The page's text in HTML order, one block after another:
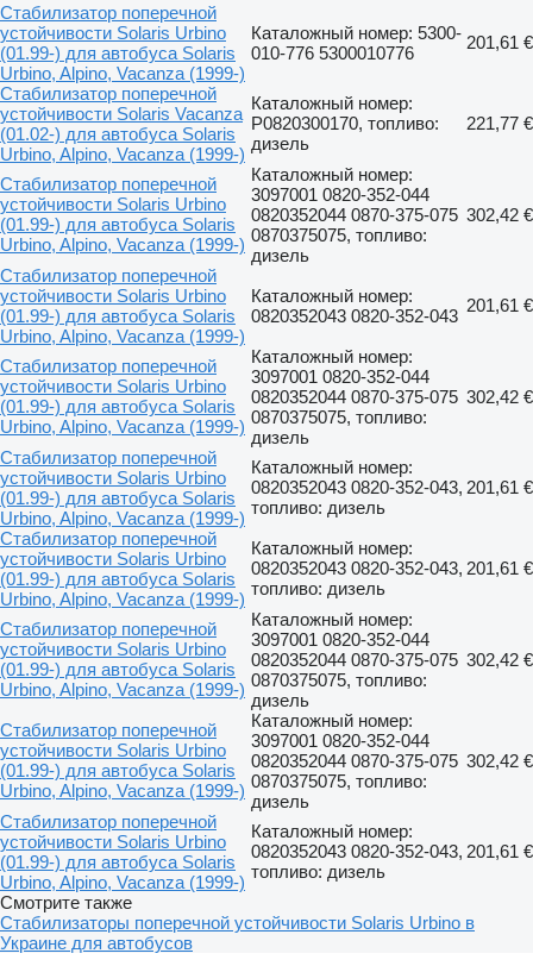
Стабилизатор поперечной
устойчивости Solaris Urbino
(01.99-) для автобуса Solaris
Urbino, Alpino, Vacanza (1999-)
Каталожный номер: 5300-
010-776 5300010776
201,61 €
Стабилизатор поперечной
устойчивости Solaris Vacanza
(01.02-) для автобуса Solaris
Urbino, Alpino, Vacanza (1999-)
Каталожный номер:
P0820300170, топливо:
дизель
221,77 €
Стабилизатор поперечной
устойчивости Solaris Urbino
(01.99-) для автобуса Solaris
Urbino, Alpino, Vacanza (1999-)
Каталожный номер:
3097001 0820-352-044
0820352044 0870-375-075
0870375075, топливо:
дизель
302,42 €
Стабилизатор поперечной
устойчивости Solaris Urbino
(01.99-) для автобуса Solaris
Urbino, Alpino, Vacanza (1999-)
Каталожный номер:
0820352043 0820-352-043
201,61 €
Стабилизатор поперечной
устойчивости Solaris Urbino
(01.99-) для автобуса Solaris
Urbino, Alpino, Vacanza (1999-)
Каталожный номер:
3097001 0820-352-044
0820352044 0870-375-075
0870375075, топливо:
дизель
302,42 €
Стабилизатор поперечной
устойчивости Solaris Urbino
(01.99-) для автобуса Solaris
Urbino, Alpino, Vacanza (1999-)
Каталожный номер:
0820352043 0820-352-043,
топливо: дизель
201,61 €
Стабилизатор поперечной
устойчивости Solaris Urbino
(01.99-) для автобуса Solaris
Urbino, Alpino, Vacanza (1999-)
Каталожный номер:
0820352043 0820-352-043,
топливо: дизель
201,61 €
Стабилизатор поперечной
устойчивости Solaris Urbino
(01.99-) для автобуса Solaris
Urbino, Alpino, Vacanza (1999-)
Каталожный номер:
3097001 0820-352-044
0820352044 0870-375-075
0870375075, топливо:
дизель
302,42 €
Стабилизатор поперечной
устойчивости Solaris Urbino
(01.99-) для автобуса Solaris
Urbino, Alpino, Vacanza (1999-)
Каталожный номер:
3097001 0820-352-044
0820352044 0870-375-075
0870375075, топливо:
дизель
302,42 €
Стабилизатор поперечной
устойчивости Solaris Urbino
(01.99-) для автобуса Solaris
Urbino, Alpino, Vacanza (1999-)
Каталожный номер:
0820352043 0820-352-043,
топливо: дизель
201,61 €
Смотрите также
Стабилизаторы поперечной устойчивости Solaris Urbino в
Украине для автобусов